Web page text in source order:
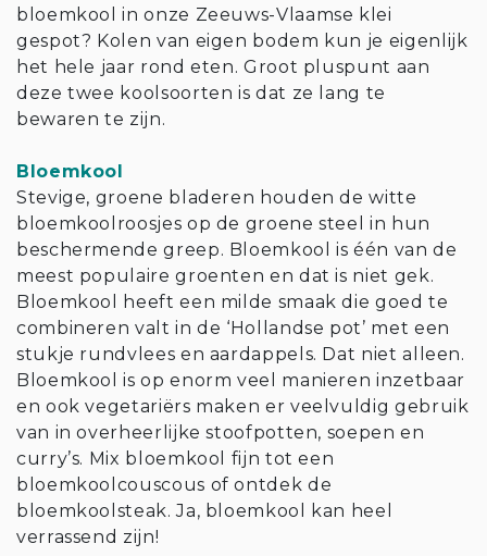
bloemkool in onze Zeeuws-Vlaamse klei
gespot? Kolen van eigen bodem kun je eigenlijk
het hele jaar rond eten. Groot pluspunt aan
deze twee koolsoorten is dat ze lang te
bewaren te zijn.
Bloemkool
Stevige, groene bladeren houden de witte
bloemkoolroosjes op de groene steel in hun
beschermende greep. Bloemkool is één van de
meest populaire groenten en dat is niet gek.
Bloemkool heeft een milde smaak die goed te
combineren valt in de ‘Hollandse pot’ met een
stukje rundvlees en aardappels. Dat niet alleen.
Bloemkool is op enorm veel manieren inzetbaar
en ook vegetariërs maken er veelvuldig gebruik
van in overheerlijke stoofpotten, soepen en
curry’s. Mix bloemkool fijn tot een
bloemkoolcouscous of ontdek de
bloemkoolsteak. Ja, bloemkool kan heel
verrassend zijn!